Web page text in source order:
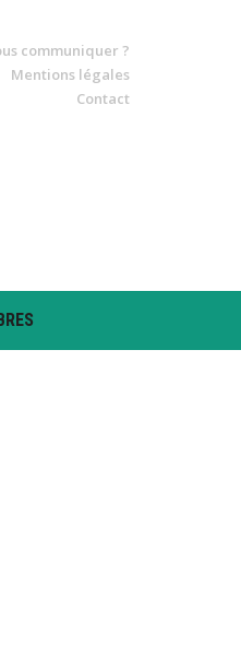
communiquer ?
Mentions légales
Contact